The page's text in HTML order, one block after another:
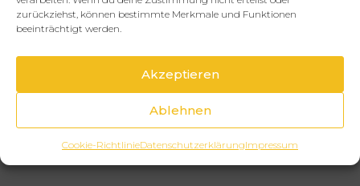
zurückziehst, können bestimmte Merkmale und Funktionen
beeinträchtigt werden.
Akzeptieren
Ablehnen
Cookie-RichtlinieDatenschutzerklärungImpressum